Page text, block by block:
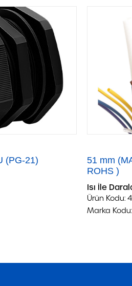
(PG-21)
51 mm
ROHS )
Isı İle
Ürün Kodu:
Marka Kodu: